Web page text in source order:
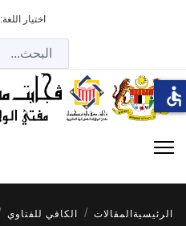
اختيار اللغة:
الرئيسية المقالات
الكافي للفتاوي
accessible